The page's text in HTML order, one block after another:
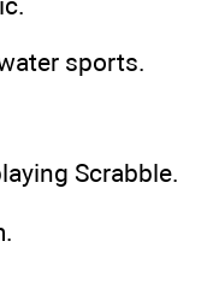
sports.
Scrabble.